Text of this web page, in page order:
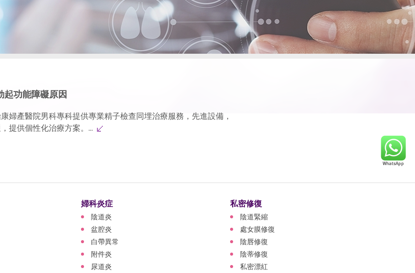
起功能障礙原因
婦產醫院男科專科提供專業精子檢查同埋治療服務，先進設備，
提供個性化治療方案。...
婦科炎症
陰道炎
盆腔炎
白帶異常
附件炎
尿道炎
私密修復
陰道緊縮
處女膜修復
陰唇修復
陰蒂修復
私密漂紅